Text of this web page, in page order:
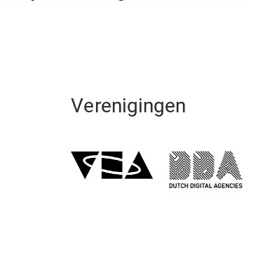
Verenigingen